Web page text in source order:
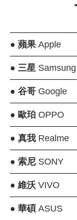
● 蘋果Apple
● 三星Samsung
● 谷哥Google
● 歐珀OPPO
● 真我Realme
● 索尼SONY
● 維沃VIVO
● 華碩 ASUS